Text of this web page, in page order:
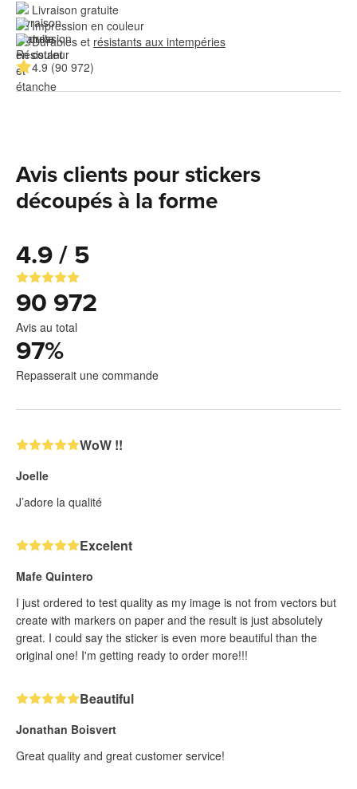
Livraison gratuite
Impression en couleur
Durables et résistants aux intempéries
4.9 (90 972)
Avis clients pour stickers
découpés à la forme
4.9 / 5
90 972
Avis au total
97%
Repasserait une commande
WoW !!
Joelle
J’adore la qualité
Excelent
Mafe Quintero
I just ordered to test quality as my image is not from vectors but
create with markers on paper and the result is just absolutely
great. I could say the sticker is even more beautiful than the
original one! I'm getting ready to order more!!!
Beautiful
Jonathan Boisvert
Great quality and great customer service!